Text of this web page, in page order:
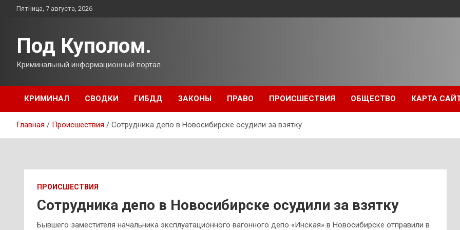
ПерейтиПятница, 7 августа, 2026
Под Куполом.
Криминальный информационный портал.
КРИМИНАЛ СВОДКИ ГИБДД ЗАКОНЫ ПРАВО ПРОИСШЕСТВИЯ ОБЩЕСТВО КАРТА
Главная Происшествия Сотрудника депо в Новосибирске осудили за взятку
ПРОИСШЕСТВИЯ
Сотрудника депо в Новосибирске осудили за взятку
Бывшего заместителя начальника эксплуатационного вагонного депо «Инская» в Новосибирске отправили в